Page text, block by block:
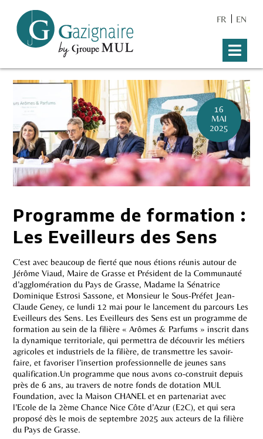
FR EN
16
MAI
2025
Programme de formation :
Les Eveilleurs des Sens
C’est avec beaucoup de fierté que nous étions réunis autour de
Jérôme Viaud, Maire de Grasse et Président de la Communauté
d’agglomération du Pays de Grasse, Madame la Sénatrice
Dominique Estrosi Sassone, et Monsieur le Sous-Préfet Jean-
Claude Geney, ce lundi 12 mai pour le lancement du parcours Les
Eveilleurs des Sens. Les Eveilleurs des Sens est un programme de
formation au sein de la filière « Arômes & Parfums » inscrit dans
la dynamique territoriale, qui permettra de découvrir les métiers
agricoles et industriels de la filière, de transmettre les savoir-
faire, et favoriser l’insertion professionnelle de jeunes sans
qualification.Un programme que nous avons co-construit depuis
près de 6 ans, au travers de notre fonds de dotation MUL
Foundation, avec la Maison CHANEL et en partenariat avec
l’Ecole de la 2ème Chance Nice Côte d’Azur (E2C), et qui sera
proposé dès le mois de septembre 2025 aux acteurs de la filière
du Pays de Grasse.